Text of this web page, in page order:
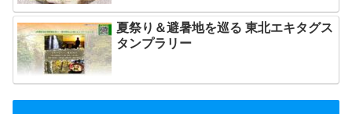
夏祭り＆避暑地を巡る 東北エキタグス
タンプラリー